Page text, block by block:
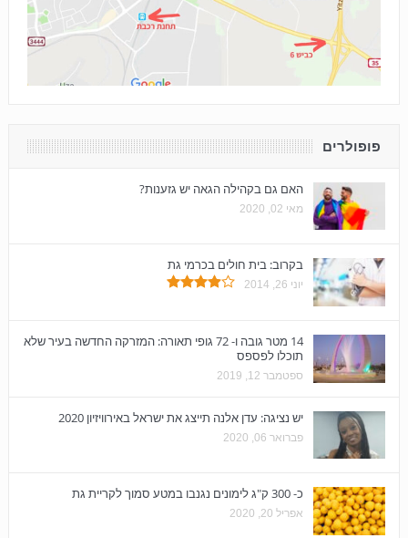
פופולרים
האם גם בקהילה הגאה יש גזענות?
מאי 02, 2020
בקרוב: בית חולים בכרמי גת
יוני 26, 2014
14 מטר גובה ו- 72 גופי תאורה: המזרקה החדשה בעיר שלא
תוכלו לפספס
ספטמבר 12, 2019
יש נציגה: עדן אלנה תייצג את ישראל באירוויזיון 2020
פברואר 06, 2020
כ- 300 ק"ג לימונים נגנבו במטע סמוך לקריית גת
אפריל 20, 2020